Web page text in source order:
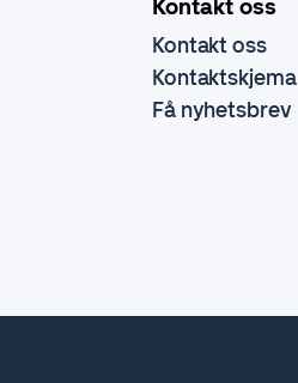
Kontakt oss
Kontakt oss
Kontaktskjema
Få nyhetsbrev